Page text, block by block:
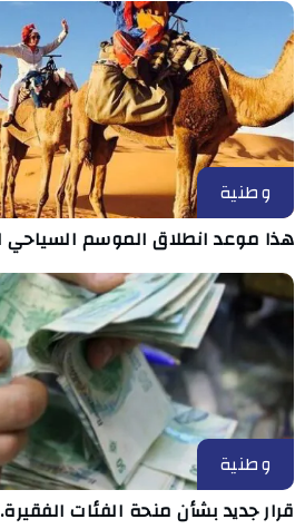
وطنية
هذا موعد انطلاق الموسم السياحي
وطنية
قرار جديد بشأن منحة الفئات